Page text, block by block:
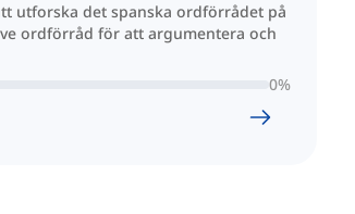
utforska det spanska ordförrådet på
ordförråd för att argumentera och
0%